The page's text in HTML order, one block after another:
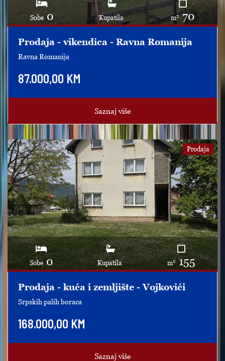
Sobe 0 Kupatila m2 70
Prodaja - vikendica - Ravna Romanija
Ravna Romanija
87.000,00 KM
Saznaj više
Sobe0 Kupatila m2 155
Prodaja
Prodaja - kuća i zemljište - Vojkovići
Srpskih palih boraca
168.000,00 KM
Saznaj više